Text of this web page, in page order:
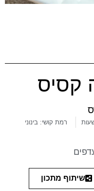
קסיס
רמת קושי: בינוני
שיתוף מתכון